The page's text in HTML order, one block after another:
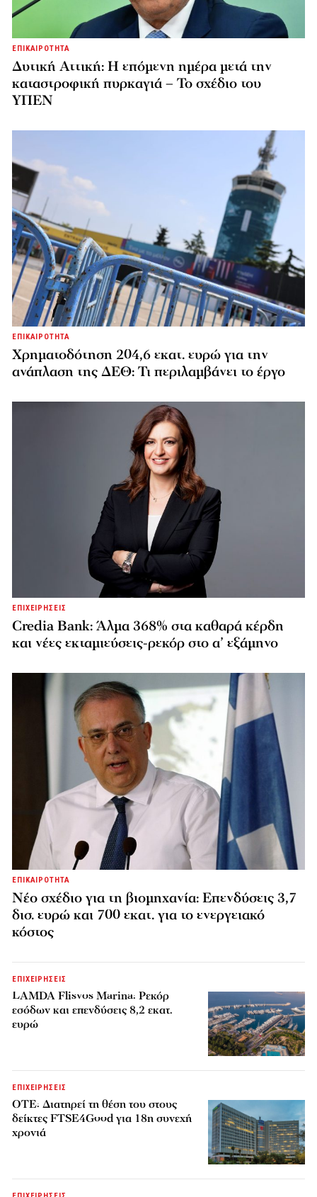
ΕΠΙΚΑΙΡΟΤΗΤΑ
Δυτική Αττική: Η επόμενη ημέρα μετά την
καταστροφική πυρκαγιά – Το σχέδιο του
ΥΠΕΝ
ΕΠΙΚΑΙΡΟΤΗΤΑ
Χρηματοδότηση 204,6 εκατ. ευρώ για την
ανάπλαση της ΔΕΘ: Τι περιλαμβάνει το έργο
ΕΠΙΧΕΙΡΗΣΕΙΣ
Credia Bank: Άλμα 368% στα καθαρά κέρδη
και νέες εκταμιεύσεις-ρεκόρ στο α’ εξάμηνο
ΕΠΙΚΑΙΡΟΤΗΤΑ
Νέο σχέδιο για τη βιομηχανία: Επενδύσεις 3,7
δισ. ευρώ και 700 εκατ. για το ενεργειακό
κόστος
ΕΠΙΧΕΙΡΗΣΕΙΣ
LAMDA Flisvos Marina: Ρεκόρ
εσόδων και επενδύσεις 8,2 εκατ.
ευρώ
ΕΠΙΧΕΙΡΗΣΕΙΣ
ΟΤΕ: Διατηρεί τη θέση του στους
δείκτες FTSE4Good για 18η συνεχή
χρονιά